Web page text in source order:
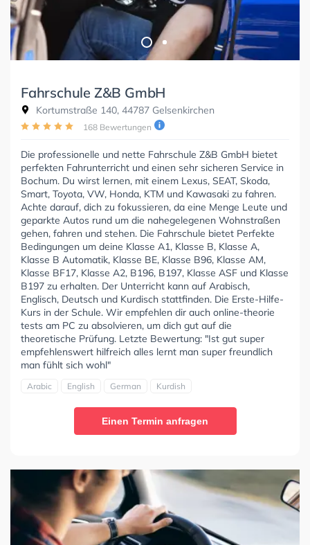
Fahrschule Z&B GmbH
Kortumstraße 140, 44787 Gelsenkirchen
168 Bewertungen
Die professionelle und nette Fahrschule Z&B GmbH bietet
perfekten Fahrunterricht und einen sehr sicheren Service in
Bochum. Du wirst lernen, mit einem Lexus, SEAT, Skoda,
Smart, Toyota, VW, Honda, KTM und Kawasaki zu fahren.
Achte darauf, dich zu fokussieren, da eine Menge Leute und
geparkte Autos rund um die nahegelegenen Wohnstraßen
gehen, fahren und stehen. Die Fahrschule bietet Perfekte
Bedingungen um deine Klasse A1, Klasse B, Klasse A,
Klasse B Automatik, Klasse BE, Klasse B96, Klasse AM,
Klasse BF17, Klasse A2, B196, B197, Klasse ASF und Klasse
B197 zu erhalten. Der Unterricht kann auf Arabisch,
Englisch, Deutsch und Kurdisch stattfinden. Die Erste-Hilfe-
Kurs in der Schule. Wir empfehlen dir auch online-theorie
tests am PC zu absolvieren, um dich gut auf die
theoretische Prüfung. Letzte Bewertung: "Ist gut super
empfehlenswert hilfreich alles lernt man super freundlich
man fühlt sich wohl"
Arabic English German Kurdish
Einen Termin anfragen